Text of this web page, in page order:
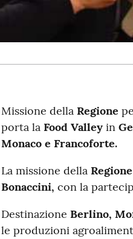
Missione della Regione
porta la Food Valleyin
Monaco e Francoforte.
La missione della
Bonaccini, con la
Destinazione Berlino,
le produzioni